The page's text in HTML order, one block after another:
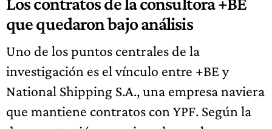
que quedaron bajo análisis
Uno de los puntos centrales de la
investigación es el vínculo entre +BE y
National Shipping S.A., una empresa naviera
que mantiene contratos con YPF. Según la